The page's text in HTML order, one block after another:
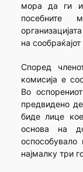
мора да ги
посебните
на
Според
комисија е
Во
предвидено
биде лице
основа на
оспособувало
најмалку три